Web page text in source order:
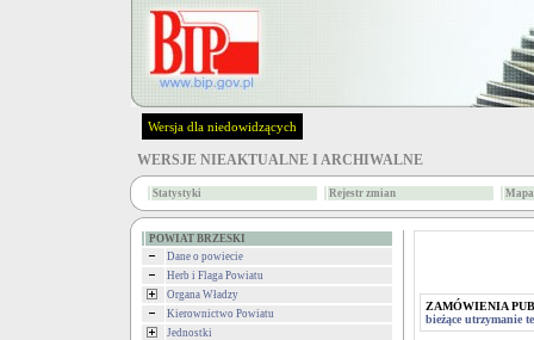
Wersja dla niedowidzących
WERSJE NIEAKTUALNE I ARCHIWALNE
Statystyki Rejestr zmian
POWIAT BRZESKI
Dane o powiecie
Herb i Flaga Powiatu
Organa Władzy
Kierownictwo Powiatu
Jednostki
ZAMÓWIENIA
bieżące utrzymanie